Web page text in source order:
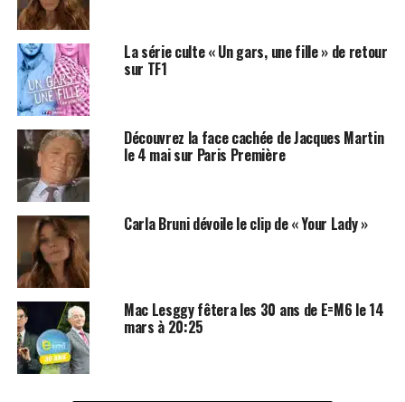
SUJETS ASSOCIÉS:
NICOLAS SARKOZY
La série culte « Un gars, une fille » de retour
sur TF1
Découvrez la face cachée de Jacques Martin
le 4 mai sur Paris Première
Carla Bruni dévoile le clip de « Your Lady »
Mac Lesggy fêtera les 30 ans de E=M6 le 14
mars à 20:25